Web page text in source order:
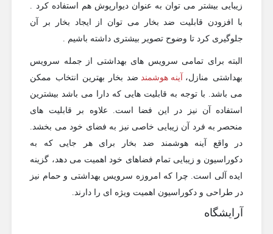
زیبایی بیشتر می توان به عنوان دیوارپوش هم استفاده کرد .
با افزودن قابلیت ضد بخار می توان از ایجاد بخار بر آن
جلوگیری کرد تا وضوح تصویر بیشتری داشته باشیم .
البته برای تمامی سرویس های بهداشتی از جمله سرویس
بهداشتی منازل،آینه هوشمندضد بخار بهترین انتخاب ممکن
می باشد. با توجه به قابلیت هایی که دارا می باشد بیشترین
استفاده آن نیز در این فضا است. علاوه بر قابلیت های
منحصر به فرد آن زیبایی خاصی نیز به فضای خود می بخشد.
در واقع آینه هوشمند ضد بخار برای هر جایی که به
دکوراسیون و زیبایی تمام فضاهای خود اهمیت می دهد، گزینه
ایده آلی است. چرا که امروزه سرویس بهداشتی و حمام نیز
در طراحی و دکوراسیون اهمیت ویژه ای را دارند.
آرایشگاه